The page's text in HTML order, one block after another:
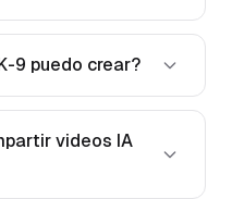
9 puedo crear?
videos IA